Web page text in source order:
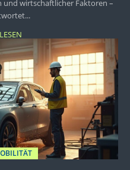
wirtschaftlicher Faktoren –